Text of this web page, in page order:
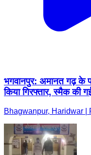
भगवानपुर: अमानत गढ़ के
किया गिरफ्तार, स्मैक की
Bhagwanpur, Haridwar |